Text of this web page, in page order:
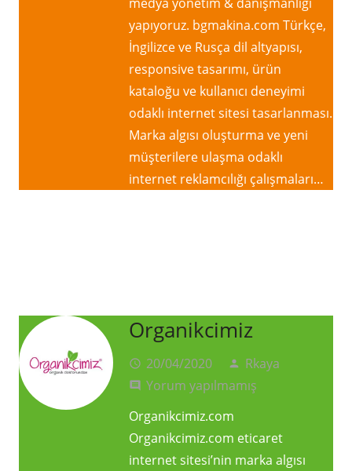
yapıyoruz. bgmakina.com Türkçe,
İngilizce ve Rusça dil altyapısı,
responsive tasarımı, ürün
kataloğu ve kullanıcı deneyimi
odaklı internet sitesi tasarlanması.
Marka algısı oluşturma ve yeni
müşterilere ulaşma odaklı
internet reklamcılığı çalışmaları…
Organikcimiz
access_time 20/04/2020 person Rkaya
comment
Yorum yapılmamış
Organikcimiz.com
Organikcimiz.com eticaret
internet sitesi’nin marka algısı